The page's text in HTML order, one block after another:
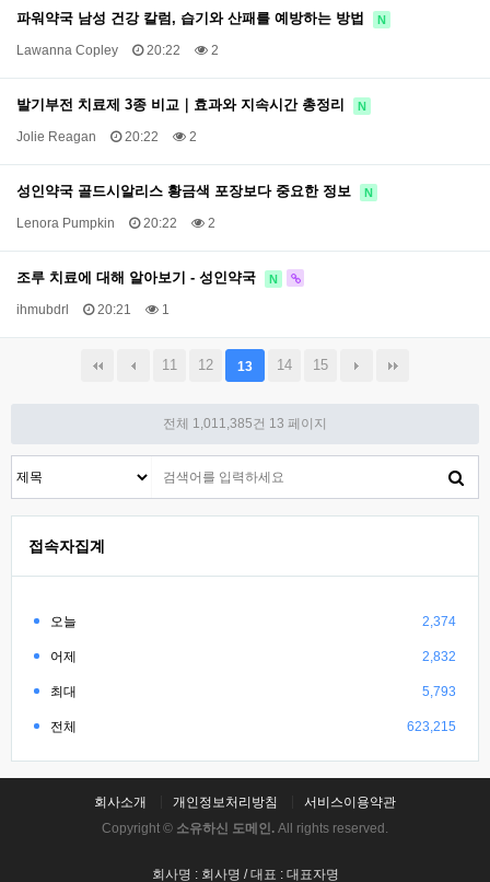
파워약국 남성 건강 칼럼, 습기와 산패를 예방하는 방법 N
Lawanna Copley 20:22 2
발기부전 치료제 3종 비교｜효과와 지속시간 총정리 N
Jolie Reagan 20:22 2
성인약국 골드시알리스 황금색 포장보다 중요한 정보 N
Lenora Pumpkin 20:22 2
조루 치료에 대해 알아보기 - 성인약국 N
ihmubdrl 20:21 1
11 12 13 14 15
전체 1,011,385건 13 페이지
접속자집계
오늘 2,374
어제 2,832
최대 5,793
전체 623,215
회사소개 개인정보처리방침
서비스이용약관
Copyright © 소유하신 도메인. All rights reserved.
회사명 : 회사명 / 대표 : 대표자명